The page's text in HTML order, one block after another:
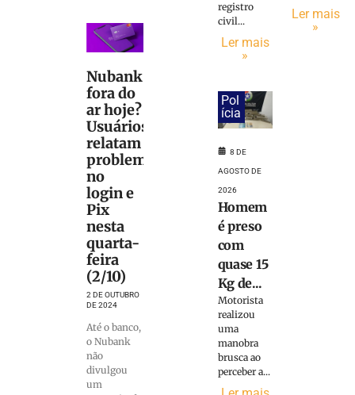
Nubank
fora do
ar hoje?
Usuários
relatam
problemas
no
login e
Pix
nesta
quarta-
feira
(2/10)
2 DE OUTUBRO
DE 2024
Até o banco,
o Nubank
não
divulgou
um
registro
civil...
Ler mais
»
Ler mais
»
Pol
ícia
8 DE
AGOSTO DE
2026
Homem
é preso
com
quase 15
Kg de...
Motorista
realizou
uma
manobra
brusca ao
perceber a...